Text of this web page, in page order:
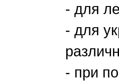
- для
- для
- при